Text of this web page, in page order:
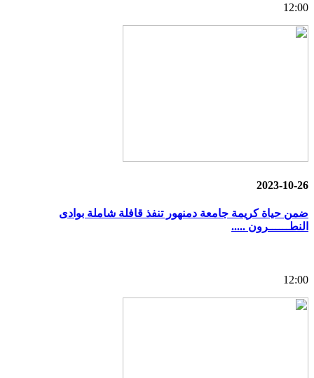
12:00
2023-10-26
ضمن حياة كريمة جامعة دمنهور تنفذ قافلة شاملة بوادى
النطــــــرون .....
12:00